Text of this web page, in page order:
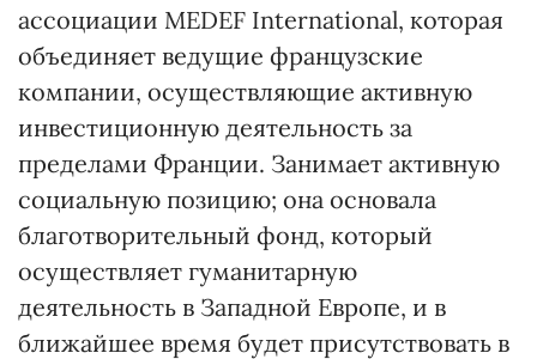
ассоциации MEDEF International, которая
объединяет ведущие французские
компании, осуществляющие активную
инвестиционную деятельность за
пределами Франции. Занимает активную
социальную позицию; она основала
благотворительный фонд, который
осуществляет гуманитарную
деятельность в Западной Европе, и в
ближайшее время будет присутствовать в